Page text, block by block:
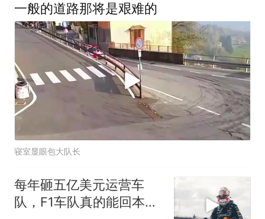
一般的道路那将是艰难的
寝室显眼包大队长
每年砸五亿美元运营车
队，F1车队真的能回本吗